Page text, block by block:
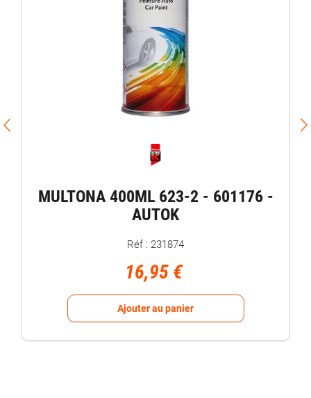
MULTONA 400ML 623-2 - 601176 -
AUTOK
Réf : 231874
16,95 €
Ajouter au panier